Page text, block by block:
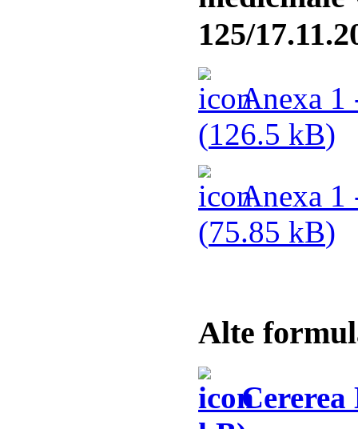
125/
Anexa 1
(126.5 kB)
Anexa 1
(75.85 kB)
Alte
Cererea